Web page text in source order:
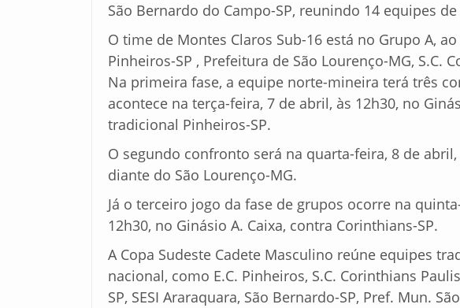
São Bernardo do Campo-SP, reunindo 14 equipes
O time de Montes Claros Sub-16 está no Grupo A,
Pinheiros-SP , Prefeitura de São Lourenço-MG, S.C.
Na primeira fase, a equipe norte-mineira terá três
acontece na terça-feira, 7 de abril, às 12h30, no
tradicional Pinheiros-SP.
O segundo confronto será na quarta-feira, 8 de abril,
diante do São Lourenço-MG.
Já o terceiro jogo da fase de grupos ocorre na
12h30, no Ginásio A. Caixa, contra Corinthians-SP.
A Copa Sudeste Cadete Masculino reúne equipes
nacional, como E.C. Pinheiros, S.C. Corinthians
SP, SESI Araraquara, São Bernardo-SP, Pref. Mun.